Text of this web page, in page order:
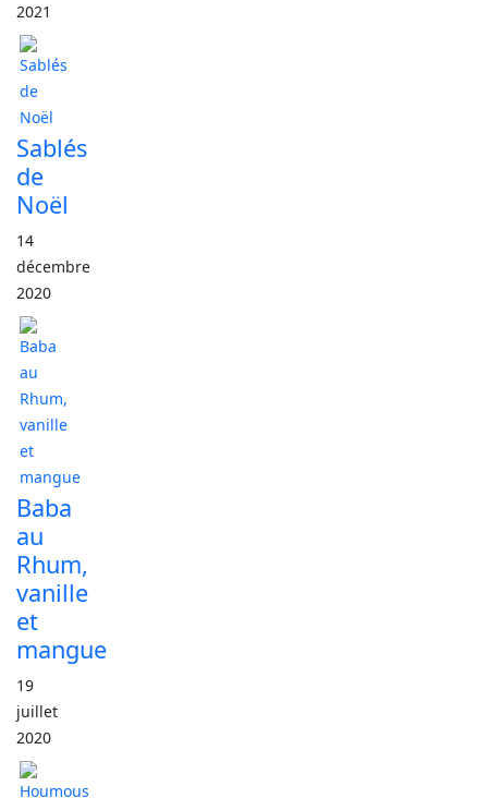
2021
Sablés
de
Noël
14
décembre
2020
Baba
au
Rhum,
vanille
et
mangue
19
juillet
2020